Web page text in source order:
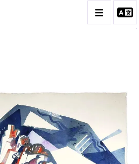
DEVILLE
DES OEUVRES
CONTACT